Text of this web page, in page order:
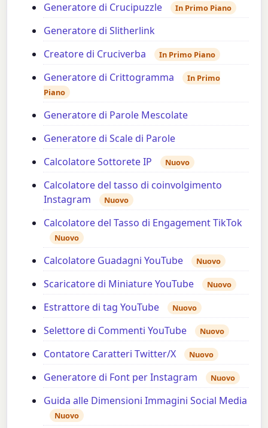
Generatore di Crucipuzzle
In Primo Piano
Generatore di Slitherlink
Creatore di Cruciverba
In Primo Piano
Generatore di Crittogramma
In Primo
Piano
Generatore di Parole Mescolate
Generatore di Scale di Parole
Calcolatore Sottorete IP
Nuovo
Calcolatore del tasso di coinvolgimento
Instagram
Nuovo
Calcolatore del Tasso di Engagement TikTok
Nuovo
Calcolatore Guadagni YouTube Nuovo
Scaricatore di Miniature YouTube Nuovo
Estrattore di tag YouTube Nuovo
Selettore di Commenti YouTube Nuovo
Contatore Caratteri Twitter/X Nuovo
Generatore di Font per Instagram Nuovo
Guida alle Dimensioni Immagini Social Media
Nuovo